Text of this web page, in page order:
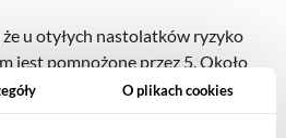
u otyłych nastolatków ryzyko
jest pomnożone przez 5. Około
otyłych w okresie
otyłych nastolatków pozostanie
O plikach cookies